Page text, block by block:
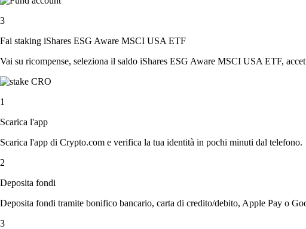
3
Fai staking iShares ESG Aware MSCI USA ETF
Vai su ricompense, seleziona il saldo iShares ESG Aware MSCI USA ETF,
1
Scarica l'app
Scarica l'app di Crypto.com e verifica la tua identità in pochi minuti dal telefono.
2
Deposita fondi
Deposita fondi tramite bonifico bancario, carta di credito/debito, Apple Pay o
3